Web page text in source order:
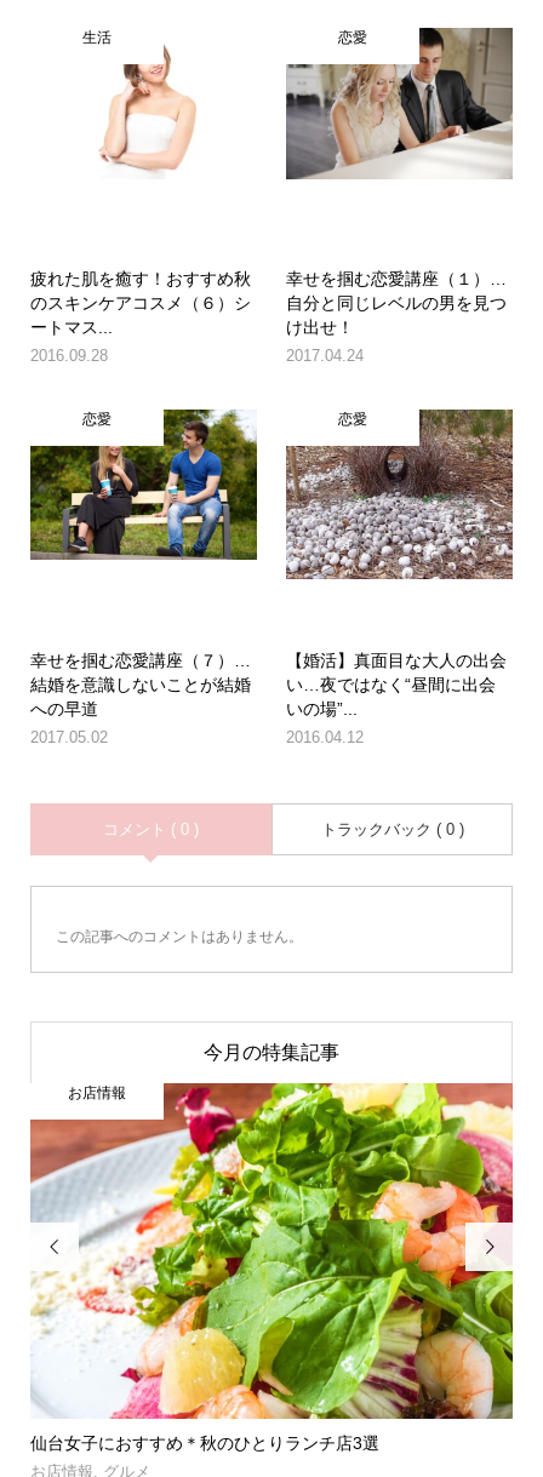
生活
疲れた肌を癒す！おすすめ秋
のスキンケアコスメ（６）シ
ートマス...
2016.09.28
恋愛
幸せを掴む恋愛講座（１）…
自分と同じレベルの男を見つ
け出せ！
2017.04.24
恋愛
幸せを掴む恋愛講座（７）…
結婚を意識しないことが結婚
への早道
2017.05.02
恋愛
【婚活】真面目な大人の出会
い…夜ではなく“昼間に出会
いの場”...
2016.04.12
コメント ( 0 ) トラックバック ( 0 )
この記事へのコメントはありません。
今月の特集記事

仙台女子におすすめ＊秋のひとりランチ店3選
お店情報 グルメ
お店情報
